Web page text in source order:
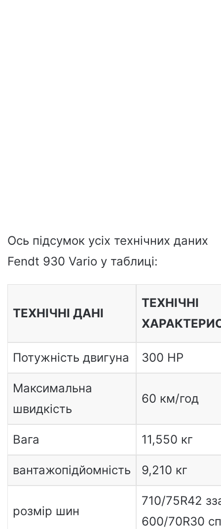
Ось підсумок усіх технічних даних
Fendt 930 Vario у таблиці:
ТЕХНІЧНІ ДАНІ
ТЕХНІЧНІ
Потужність двигуна 300 HP
Максимальна
швидкість
60 км/год
Вага 11,550 кг
вантажопідйомність 9,210 кг
розмір шин
710/75R42
600/70R30